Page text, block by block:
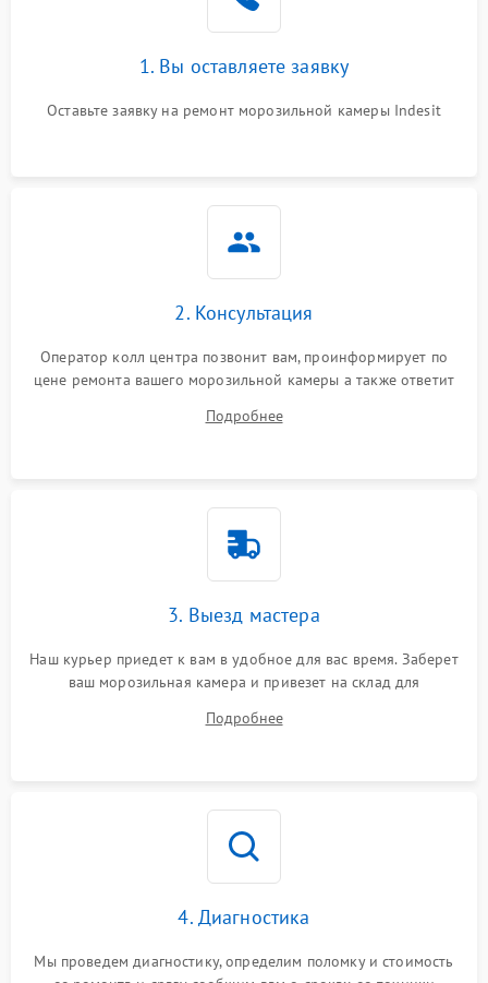
1. Вы оставляете заявку
Оставьте заявку на ремонт морозильной камеры Indesit
2. Консультация
Оператор колл центра позвонит вам, проинформирует по
цене ремонта вашего морозильной камеры а также ответит
Подробнее
3. Выезд мастера
Наш курьер приедет к вам в удобное для вас время. Заберет
ваш морозильная камера и привезет на склад для
Подробнее
4. Диагностика
Мы проведем диагностику, определим поломку и стоимость